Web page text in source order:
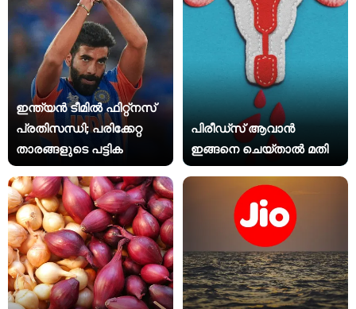
ഇന്ത്യന്‍ ടീമില്‍ ഫിറ്റ്‌നസ്
പ്രതിസന്ധി; പരിക്കേറ്റ
താരങ്ങളുടെ പട്ടിക
പിരീഡ്സ് ആവാൻ
ഇങ്ങനെ ചെയ്താൽ മതി